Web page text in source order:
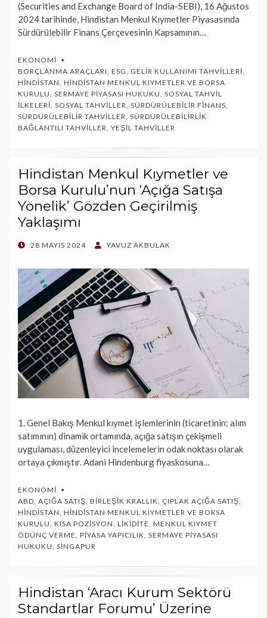
(Securities and Exchange Board of India-SEBI), 16 Ağustos
2024 tarihinde, Hindistan Menkul Kıymetler Piyasasında
Sürdürülebilir Finans Çerçevesinin Kapsamının…
EKONOMI
BORÇLANMA ARAÇLARI, ESG, GELIR KULLANIMI TAHVILLERI,
HINDISTAN, HINDISTAN MENKUL KIYMETLER VE BORSA
KURULU, SERMAYE PIYASASI HUKUKU, SOSYAL TAHVIL
İLKELERI, SOSYAL TAHVILLER, SÜRDÜRÜLEBILIR FINANS,
SÜRDÜRÜLEBILIR TAHVILLER, SÜRDÜRÜLEBILIRLIK
BAĞLANTILI TAHVILLER, YEŞIL TAHVILLER
Hindistan Menkul Kıymetler ve
Borsa Kurulu’nun ‘Açığa Satışa
Yönelik’ Gözden Geçirilmiş
Yaklaşımı
POSTED
28 MAYIS 2024 YAVUZ AKBULAK
1. Genel Bakış Menkul kıymet işlemlerinin (ticaretinin; alım
satımının) dinamik ortamında, açığa satışın çekişmeli
uygulaması, düzenleyici incelemelerin odak noktası olarak
ortaya çıkmıştır. Adani Hindenburg fiyaskosuna…
EKONOMI
ABD AÇIĞA SATIŞ BIRLEŞIK KRALLIK ÇIPLAK AÇIĞA SATIŞ
HINDISTAN HINDISTAN MENKUL KIYMETLER VE BORSA
KURULU KISA POZISYON LIKIDITE MENKUL KIYMET
ÖDÜNÇ VERME PIYASA YAPICILIK SERMAYE PIYASASI
HUKUKU SINGAPUR
Hindistan ‘Aracı Kurum Sektörü
Standartlar Forumu’ Üzerine